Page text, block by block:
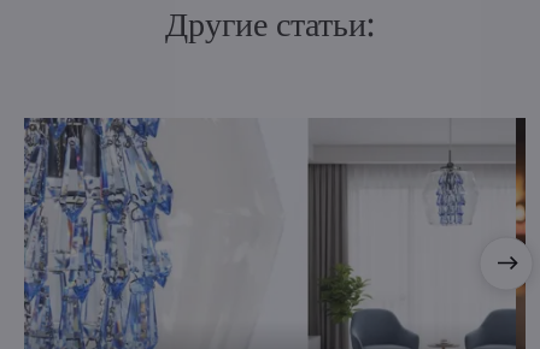
Другие статьи: